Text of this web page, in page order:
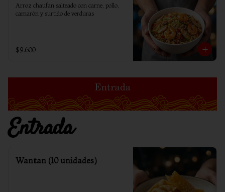
Arroz chaufan salteado con carne, pollo,
camarón y surtido de verduras
$9.600
Entrada
Wantan (10 unidades)